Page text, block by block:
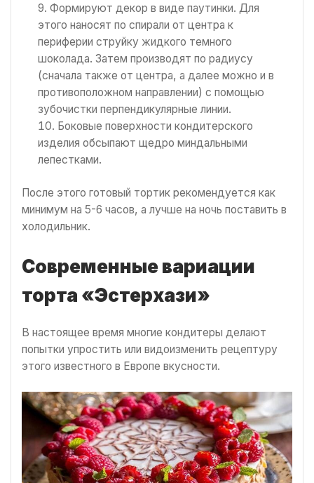
Формируют декор в виде паутинки. Для
этого наносят по спирали от центра к
периферии струйку жидкого темного
шоколада. Затем производят по радиусу
(сначала также от центра, а далее можно и в
противоположном направлении) с помощью
зубочистки перпендикулярные линии.
Боковые поверхности кондитерского
изделия обсыпают щедро миндальными
лепестками.
После этого готовый тортик рекомендуется как
минимум на 5-6 часов, а лучше на ночь поставить в
холодильник.
Современные вариации
торта «Эстерхази»
В настоящее время многие кондитеры делают
попытки упростить или видоизменить рецептуру
этого известного в Европе вкусности.